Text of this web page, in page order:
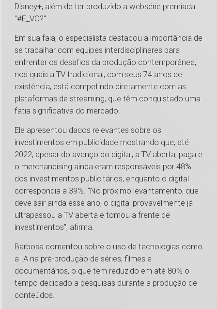
Disney+, além de ter produzido a websérie premiada
"#E_VC?".
Em sua fala, o especialista destacou a importância de
se trabalhar com equipes interdisciplinares para
enfrentar os desafios da produção contemporânea,
nos quais a TV tradicional, com seus 74 anos de
existência, está competindo diretamente com as
plataformas de streaming, que têm conquistado uma
fatia significativa do mercado.
Ele apresentou dados relevantes sobre os
investimentos em publicidade mostrando que, até
2022, apesar do avanço do digital, a TV aberta, paga e
o merchandising ainda eram responsáveis por 48%
dos investimentos publicitários, enquanto o digital
correspondia a 39%. “No próximo levantamento, que
deve sair ainda esse ano, o digital provavelmente já
ultrapassou a TV aberta e tomou a frente de
investimentos”, afirma.
Barbosa comentou sobre o uso de tecnologias como
a IA na pré-produção de séries, filmes e
documentários, o que tem reduzido em até 80% o
tempo dedicado a pesquisas durante a produção de
conteúdos.